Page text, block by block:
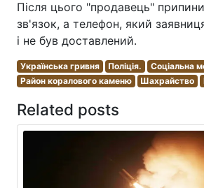
Після цього "продавець"
зв'язок, а телефон, який
і не був доставлений.
Українська гривня Поліція. Соціальна
Район коралового каменю
Шахрайство
Related posts